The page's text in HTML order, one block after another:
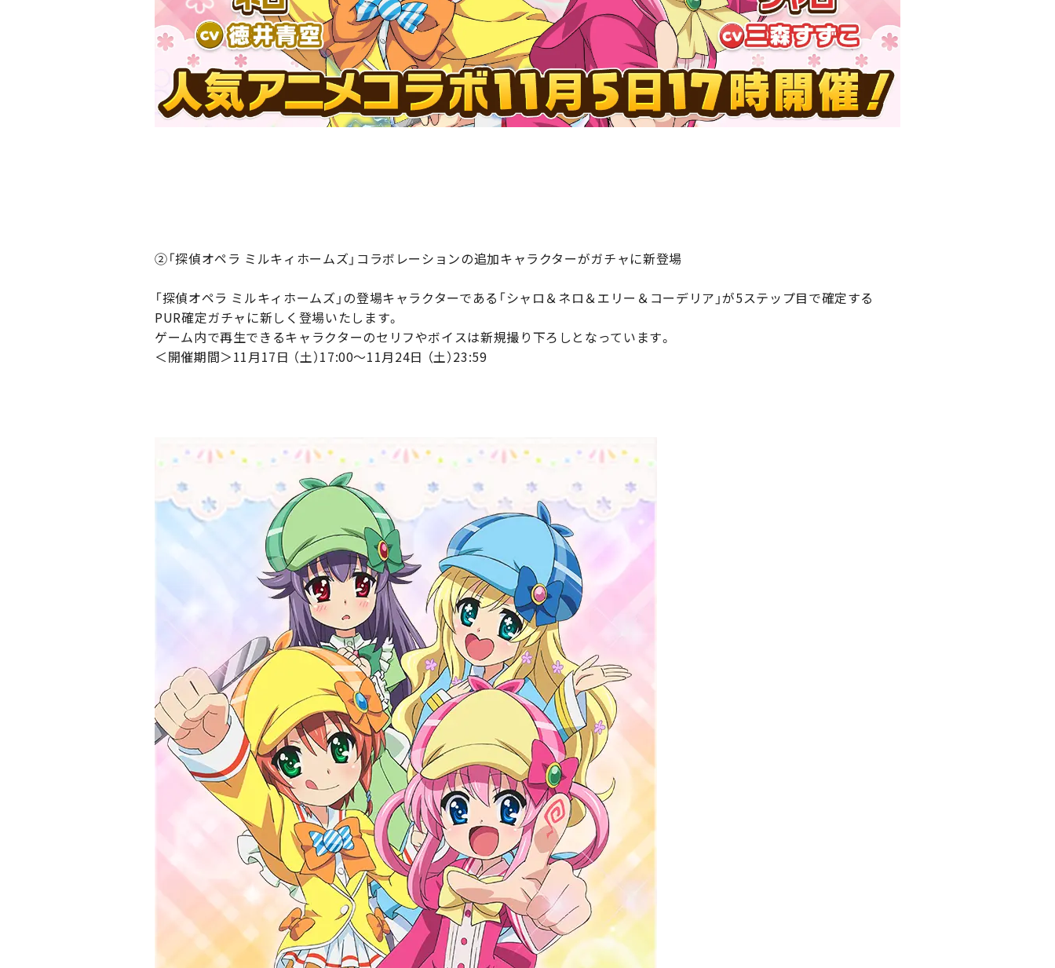
②「探偵オペラ ミルキィホームズ」コラボレーションの追加キャラクターがガチャに新登場
「探偵オペラ ミルキィホームズ」の登場キャラクターである「シャロ＆ネロ＆エリー＆コーデリア」が5ステップ目で確定する
PUR確定ガチャに新しく登場いたします。
ゲーム内で再生できるキャラクターのセリフやボイスは新規撮り下ろしとなっています。
＜開催期間＞11月17日 （土）17:00～11月24日 （土）23:59